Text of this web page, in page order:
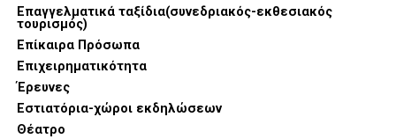
Επαγγελματικά ταξίδια(συνεδριακός-εκθεσιακός
τουρισμός)
Επίκαιρα Πρόσωπα
Επιχειρηματικότητα
Έρευνες
Εστιατόρια-χώροι εκδηλώσεων
Θέατρο